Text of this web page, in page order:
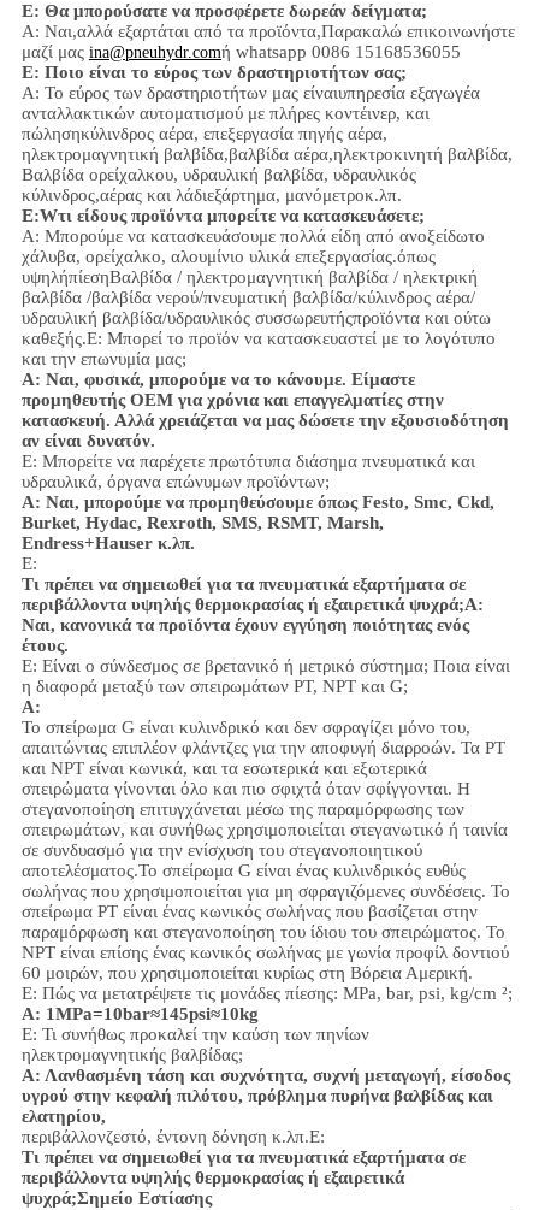
Ε: Θα μπορούσατε να προσφέρετε δωρεάν δείγματα;
Α: Ναι,αλλά εξαρτάται από τα προϊόντα,Παρακαλώ επικοινωνήστε
μαζί μας ina@pneuhydr.comή whatsapp 0086 15168536055
Ε: Ποιο είναι το εύρος των δραστηριοτήτων σας;
Α: Το εύρος των δραστηριοτήτων μας είναιυπηρεσία εξαγωγέα
ανταλλακτικών αυτοματισμού με πλήρες κοντέινερ, και
πώλησηκύλινδρος αέρα, επεξεργασία πηγής αέρα,
ηλεκτρομαγνητική βαλβίδα,βαλβίδα αέρα,ηλεκτροκινητή βαλβίδα,
Βαλβίδα ορείχαλκου, υδραυλική βαλβίδα, υδραυλικός
κύλινδρος,αέρας και λάδιεξάρτημα, μανόμετροκ.λπ.
Ε:Wτι είδους προϊόντα μπορείτε να κατασκευάσετε;
Α: Μπορούμε να κατασκευάσουμε πολλά είδη από ανοξείδωτο
χάλυβα, ορείχαλκο, αλουμίνιο υλικά επεξεργασίας.όπως
υψηλήπίεσηΒαλβίδα / ηλεκτρομαγνητική βαλβίδα / ηλεκτρική
βαλβίδα /βαλβίδα νερού/πνευματική βαλβίδα/κύλινδρος αέρα/
υδραυλική βαλβίδα/υδραυλικός συσσωρευτήςπροϊόντα και ούτω
καθεξής.Ε: Μπορεί το προϊόν να κατασκευαστεί με το λογότυπο
και την επωνυμία μας;
Α: Ναι, φυσικά, μπορούμε να το κάνουμε. Είμαστε
προμηθευτής OEM για χρόνια και επαγγελματίες στην
κατασκευή. Αλλά χρειάζεται να μας δώσετε την εξουσιοδότηση
αν είναι δυνατόν.
Ε: Μπορείτε να παρέχετε πρωτότυπα διάσημα πνευματικά και
υδραυλικά, όργανα επώνυμων προϊόντων;
Α: Ναι, μπορούμε να προμηθεύσουμε όπως Festo, Smc, Ckd,
Burket, Hydac, Rexroth, SMS, RSMT, Marsh,
Endress+Hauser κ.λπ.
Ε:
Τι πρέπει να σημειωθεί για τα πνευματικά εξαρτήματα σε
περιβάλλοντα υψηλής θερμοκρασίας ή εξαιρετικά ψυχρά;Α:
Ναι, κανονικά τα προϊόντα έχουν εγγύηση ποιότητας ενός
έτους.
Ε: Είναι ο σύνδεσμος σε βρετανικό ή μετρικό σύστημα; Ποια είναι
η διαφορά μεταξύ των σπειρωμάτων PT, NPT και G;
Α:
Το σπείρωμα G είναι κυλινδρικό και δεν σφραγίζει μόνο του,
απαιτώντας επιπλέον φλάντζες για την αποφυγή διαρροών. Τα PT
και NPT είναι κωνικά, και τα εσωτερικά και εξωτερικά
σπειρώματα γίνονται όλο και πιο σφιχτά όταν σφίγγονται. Η
στεγανοποίηση επιτυγχάνεται μέσω της παραμόρφωσης των
σπειρωμάτων, και συνήθως χρησιμοποιείται στεγανωτικό ή ταινία
σε συνδυασμό για την ενίσχυση του στεγανοποιητικού
αποτελέσματος.Το σπείρωμα G είναι ένας κυλινδρικός ευθύς
σωλήνας που χρησιμοποιείται για μη σφραγιζόμενες συνδέσεις. Το
σπείρωμα PT είναι ένας κωνικός σωλήνας που βασίζεται στην
παραμόρφωση και στεγανοποίηση του ίδιου του σπειρώματος. Το
NPT είναι επίσης ένας κωνικός σωλήνας με γωνία προφίλ δοντιού
60 μοιρών, που χρησιμοποιείται κυρίως στη Βόρεια Αμερική.
Ε: Πώς να μετατρέψετε τις μονάδες πίεσης: MPa, bar, psi, kg/cm ²;
Α: 1MPa=10bar≈145psi≈10kg
Ε: Τι συνήθως προκαλεί την καύση των πηνίων
ηλεκτρομαγνητικής βαλβίδας;
Α: Λανθασμένη τάση και συχνότητα, συχνή μεταγωγή, είσοδος
υγρού στην κεφαλή πιλότου, πρόβλημα πυρήνα βαλβίδας και
ελατηρίου,
περιβάλλονζεστό, έντονη δόνηση κ.λπ.Ε:
Τι πρέπει να σημειωθεί για τα πνευματικά εξαρτήματα σε
περιβάλλοντα υψηλής θερμοκρασίας ή εξαιρετικά
ψυχρά;Σημείο Εστίασης